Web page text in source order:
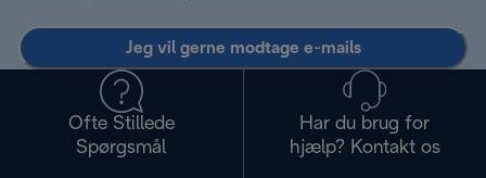
Jeg vil gerne modtage e-mails
Ofte Stillede
Spørgsmål
Har du brug for
hjælp? Kontakt os